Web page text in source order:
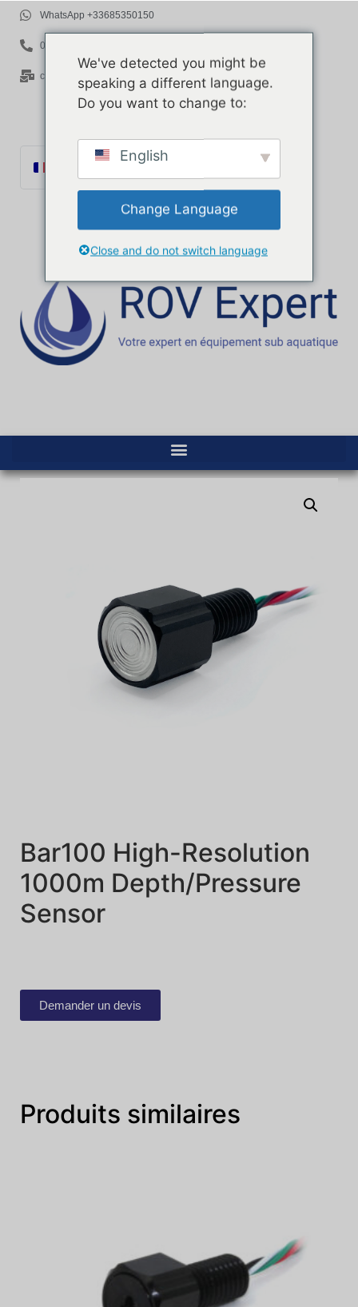
WhatsApp +33685350150
06 85 35 01 50
contact@rov-expert.com
English
Català
Italiano
Deutsch
Ελληνικά
Bar100 High-Resolution
1000m Depth/Pressure
Sensor
Demander un devis
Produits similaires
We've detected you might be
speaking a different language.
Do you want to change to:
English
Change Language
Close and do not switch language